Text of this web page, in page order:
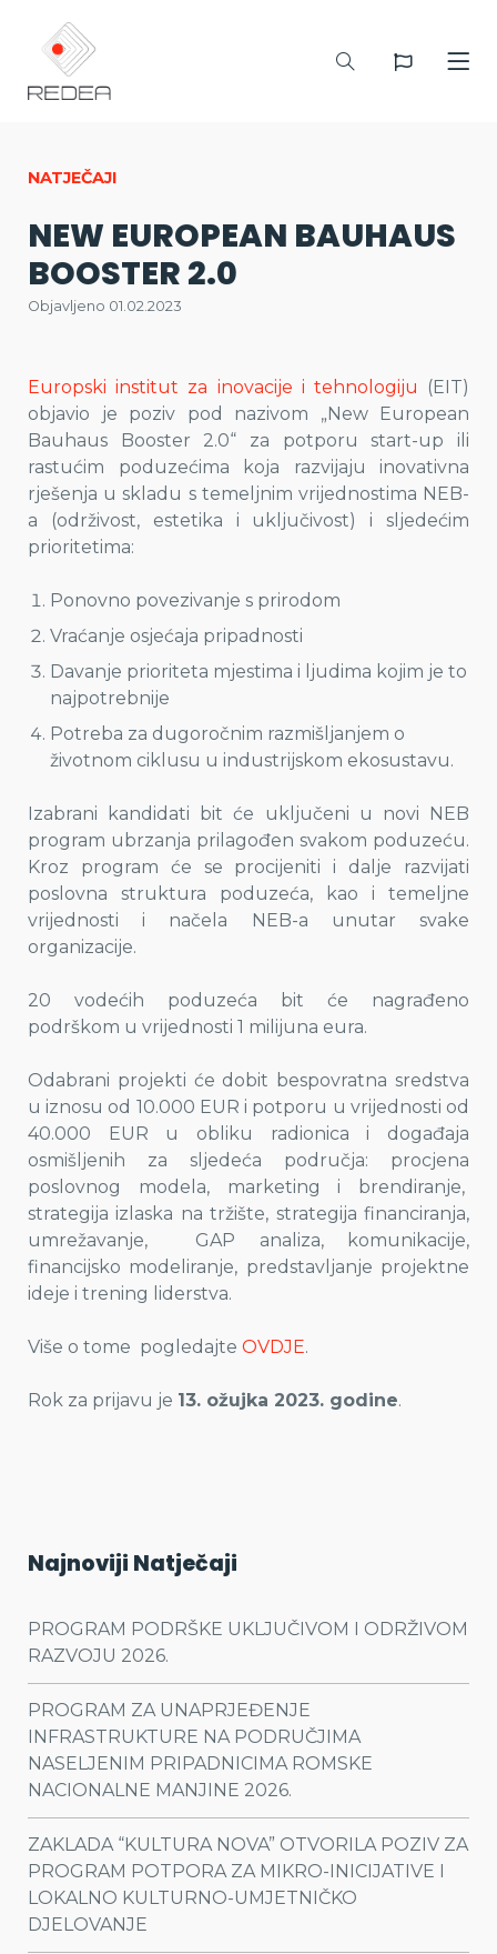
NATJEČAJI
NEW EUROPEAN BAUHAUS
BOOSTER 2.0
Objavljeno 01.02.2023
Europski institut za inovacije i tehnologiju (EIT)
objavio je poziv pod nazivom „New European
Bauhaus Booster 2.0“ za potporu start-up ili
rastućim poduzećima koja razvijaju inovativna
rješenja u skladu s temeljnim vrijednostima NEB-
a (održivost, estetika i uključivost) i sljedećim
prioritetima:
Ponovno povezivanje s prirodom
Vraćanje osjećaja pripadnosti
Davanje prioriteta mjestima i ljudima kojim je to
najpotrebnije
Potreba za dugoročnim razmišljanjem o
životnom ciklusu u industrijskom ekosustavu.
Izabrani kandidati bit će uključeni u novi NEB
program ubrzanja prilagođen svakom poduzeću.
Kroz program će se procijeniti i dalje razvijati
poslovna struktura poduzeća, kao i temeljne
vrijednosti i načela NEB-a unutar svake
organizacije.
20 vodećih poduzeća bit će nagrađeno
podrškom u vrijednosti 1 milijuna eura.
Odabrani projekti će dobit bespovratna sredstva
u iznosu od 10.000 EUR i potporu u vrijednosti od
40.000 EUR u obliku radionica i događaja
osmišljenih za sljedeća područja: procjena
poslovnog modela,marketing i brendiranje,
strategija izlaska na tržište, strategija financiranja,
umrežavanje, GAP analiza,komunikacije,
financijsko modeliranje, predstavljanje projektne
ideje i trening liderstva.
Više o tome pogledajte OVDJE.
Rok za prijavu je 13. ožujka 2023. godine.
Najnoviji Natječaji
PROGRAM PODRŠKE UKLJUČIVOM I ODRŽIVOM
RAZVOJU 2026.
PROGRAM ZA UNAPRJEĐENJE
INFRASTRUKTURE NA PODRUČJIMA
NASELJENIM PRIPADNICIMA ROMSKE
NACIONALNE MANJINE 2026.
ZAKLADA “KULTURA NOVA” OTVORILA POZIV ZA
PROGRAM POTPORA ZA MIKRO-INICIJATIVE I
LOKALNO KULTURNO-UMJETNIČKO
DJELOVANJE